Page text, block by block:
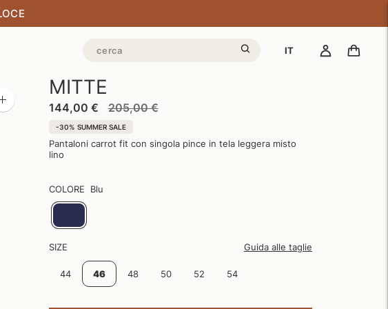
IT
Zoom
immagine
MITTE
144,00 € 205,00 €
listino
-30% SUMMER SALE
Pantaloni carrot fit con singola pince in tela leggera misto
lino
COLORE Blu
SIZE Guida alle taglie
44 46 48 50 52 54